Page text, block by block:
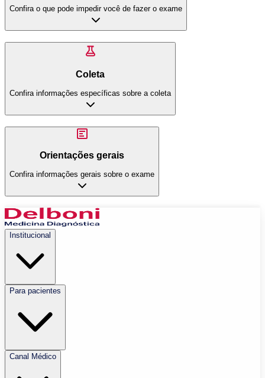
Confira o que pode impedir você de fazer o exame
Coleta
Confira informações específicas sobre a coleta
Orientações gerais
Confira informações gerais sobre o exame
Institucional
Para pacientes
Canal Médico